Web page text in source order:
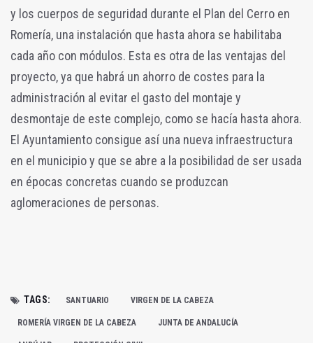
y los cuerpos de seguridad durante el Plan del Cerro en
Romería, una instalación que hasta ahora se habilitaba
cada año con módulos. Esta es otra de las ventajas del
proyecto, ya que habrá un ahorro de costes para la
administración al evitar el gasto del montaje y
desmontaje de este complejo, como se hacía hasta ahora.
El Ayuntamiento consigue así una nueva infraestructura
en el municipio y que se abre a la posibilidad de ser usada
en épocas concretas cuando se produzcan
aglomeraciones de personas.
TAGS: SANTUARIO VIRGEN DE LA CABEZA
ROMERÍA VIRGEN DE LA CABEZA JUNTA DE ANDALUCÍA